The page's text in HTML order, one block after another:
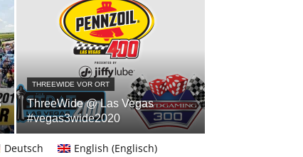
THREEWIDE VOR ORT
ThreeWide @ Las Vegas
#vegas3wide2020
Deutsch English (Englisch)